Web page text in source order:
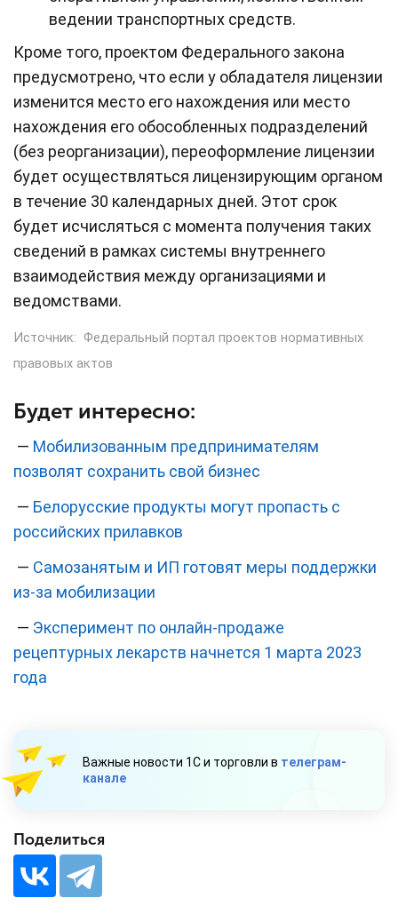
ведении транспортных средств.
Кроме того, проектом Федерального закона
предусмотрено, что если у обладателя лицензии
изменится место его нахождения или место
нахождения его обособленных подразделений
(без реорганизации), переоформление лицензии
будет осуществляться лицензирующим органом
в течение 30 календарных дней. Этот срок
будет исчисляться с момента получения таких
сведений в рамках системы внутреннего
взаимодействия между организациями и
ведомствами.
Источник: Федеральный портал проектов нормативных
правовых актов
Будет интересно:
— Мобилизованным предпринимателям
позволят сохранить свой бизнес
— Белорусские продукты могут пропасть с
российских прилавков
— Самозанятым и ИП готовят меры поддержки
из-за мобилизации
— Эксперимент по онлайн-продаже
рецептурных лекарств начнется 1 марта 2023
года
Важные новости 1С и торговли в телеграм-
канале
Поделиться